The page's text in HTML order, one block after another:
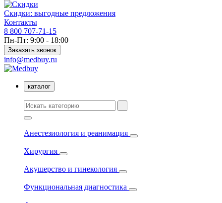
Скидки: выгодные предложения
Контакты
8 800 707-71-15
Пн-Пт: 9:00 - 18:00
Заказать звонок
info@medbuy.ru
каталог
Анестезиология и реанимация
Хирургия
Акушерство и гинекология
Функциональная диагностика